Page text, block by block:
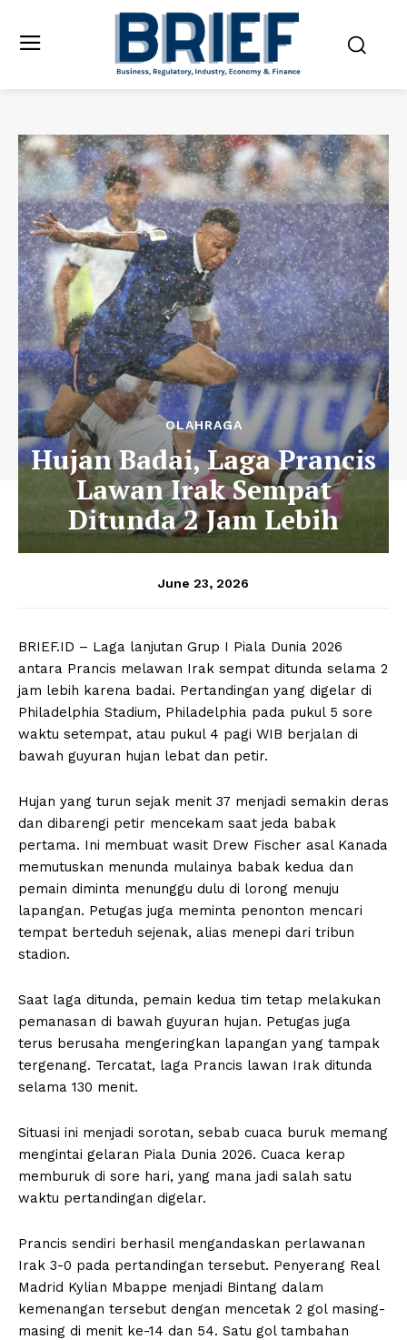
OLAHRAGA
Hujan Badai, Laga Prancis
Lawan Irak Sempat
Ditunda 2 Jam Lebih
June 23, 2026
BRIEF.ID – Laga lanjutan Grup I Piala Dunia 2026
antara Prancis melawan Irak sempat ditunda selama 2
jam lebih karena badai. Pertandingan yang digelar di
Philadelphia Stadium, Philadelphia pada pukul 5 sore
waktu setempat, atau pukul 4 pagi WIB berjalan di
bawah guyuran hujan lebat dan petir.
Hujan yang turun sejak menit 37 menjadi semakin deras
dan dibarengi petir mencekam saat jeda babak
pertama. Ini membuat wasit Drew Fischer asal Kanada
memutuskan menunda mulainya babak kedua dan
pemain diminta menunggu dulu di lorong menuju
lapangan. Petugas juga meminta penonton mencari
tempat berteduh sejenak, alias menepi dari tribun
stadion.
Saat laga ditunda, pemain kedua tim tetap melakukan
pemanasan di bawah guyuran hujan. Petugas juga
terus berusaha mengeringkan lapangan yang tampak
tergenang. Tercatat, laga Prancis lawan Irak ditunda
selama 130 menit.
Situasi ini menjadi sorotan, sebab cuaca buruk memang
mengintai gelaran Piala Dunia 2026. Cuaca kerap
memburuk di sore hari, yang mana jadi salah satu
waktu pertandingan digelar.
Prancis sendiri berhasil mengandaskan perlawanan
Irak 3-0 pada pertandingan tersebut. Penyerang Real
Madrid Kylian Mbappe menjadi Bintang dalam
kemenangan tersebut dengan mencetak 2 gol masing-
masing di menit ke-14 dan 54. Satu gol tambahan